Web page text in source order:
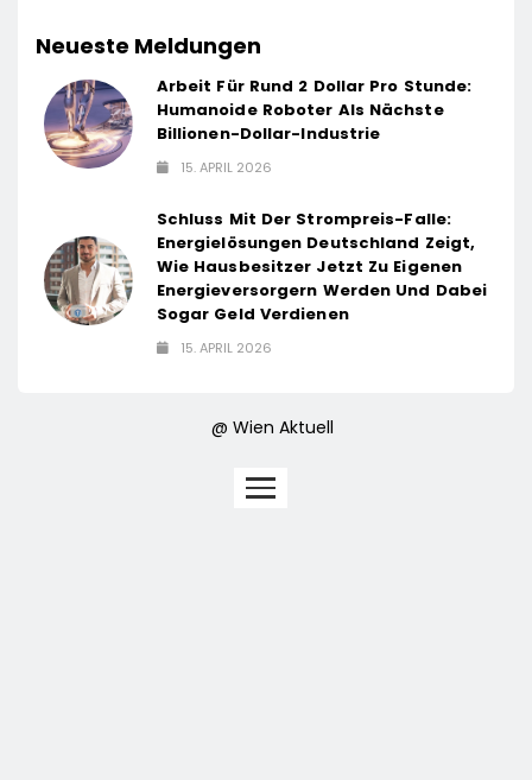
Neueste Meldungen
Arbeit Für Rund 2 Dollar Pro Stunde:
Humanoide Roboter Als Nächste
Billionen-Dollar-Industrie
15. APRIL 2026
Schluss Mit Der Strompreis-Falle:
Energielösungen Deutschland Zeigt,
Wie Hausbesitzer Jetzt Zu Eigenen
Energieversorgern Werden Und Dabei
Sogar Geld Verdienen
15. APRIL 2026
@ Wien Aktuell